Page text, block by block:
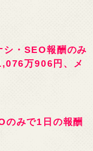
・SEO報酬のみ
万906円、メ
みで1日の報酬